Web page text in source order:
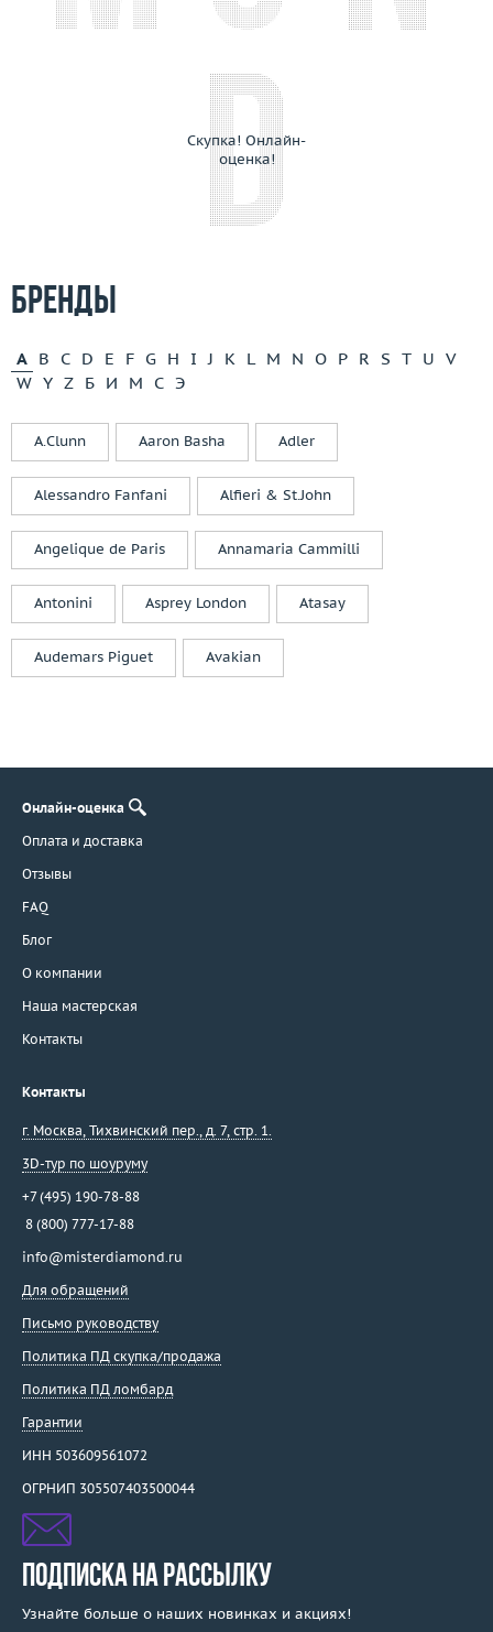
Скупка! Онлайн-
оценка!
Бренды
A B C D E F G H I J K L M N O P R S T U V
W Y Z Б И М С Э
A.Clunn Aaron Basha Adler
Alessandro Fanfani Alfieri & St.John
Angelique de Paris Annamaria Cammilli
Antonini Asprey London Atasay
Audemars Piguet Avakian
Онлайн-оценка
Оплата и доставка
Отзывы
FAQ
Блог
О компании
Наша мастерская
Контакты
Контакты
г. Москва Тихвинский пер., д. 7, стр. 1.
3D-тур по шоуруму
+7 (495) 190-78-88
8 (800) 777-17-88
info@misterdiamond.ru
Для обращений
Письмо руководству
Политика ПД скупка/продажа
Политика ПД ломбард
Гарантии
ИНН 503609561072
ОГРНИП 305507403500044
ПОДПИСКА НА РАССЫЛКУ
Узнайте больше о наших новинках и акциях!